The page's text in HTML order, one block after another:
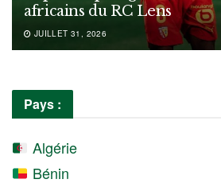
africains du RC Lens
JUILLET 31, 2026
Pays :
Algérie
Bénin